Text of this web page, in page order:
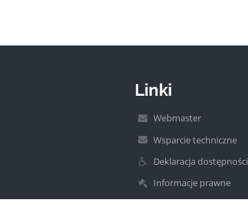
Linki
Webmaster
Wsparcie techniczne
Deklaracja dostępności
Informacje prawne